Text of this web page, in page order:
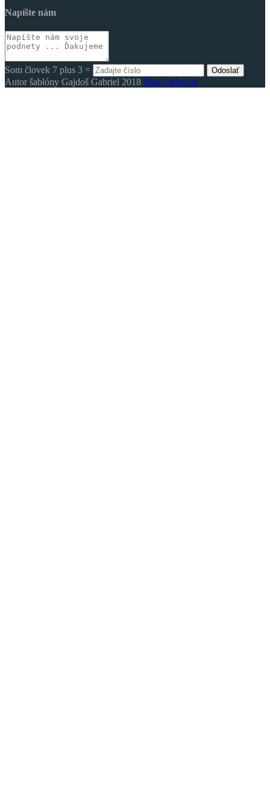
Napíšte nám
Som človek 7 plus 3 = Odoslať
Autor šablóny Gajdoš Gabriel 2018 Hlas Cirkvi.sk